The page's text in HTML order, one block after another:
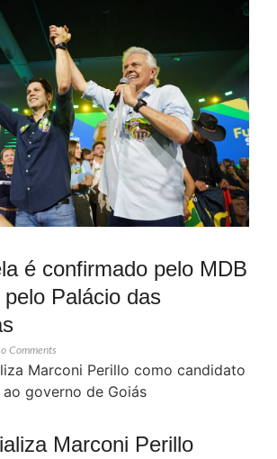
é confirmado pelo MDB
Palácio das
Comments
Marconi Perillo